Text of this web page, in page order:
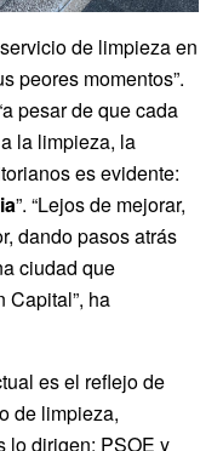
de limpieza en
peores momentos”.
pesar de que cada
la limpieza, la
es evidente:
”. “Lejos de mejorar,
dando pasos atrás
ciudad que
Capital”, ha
es el reflejo de
de limpieza,
lo dirigen: PSOE y